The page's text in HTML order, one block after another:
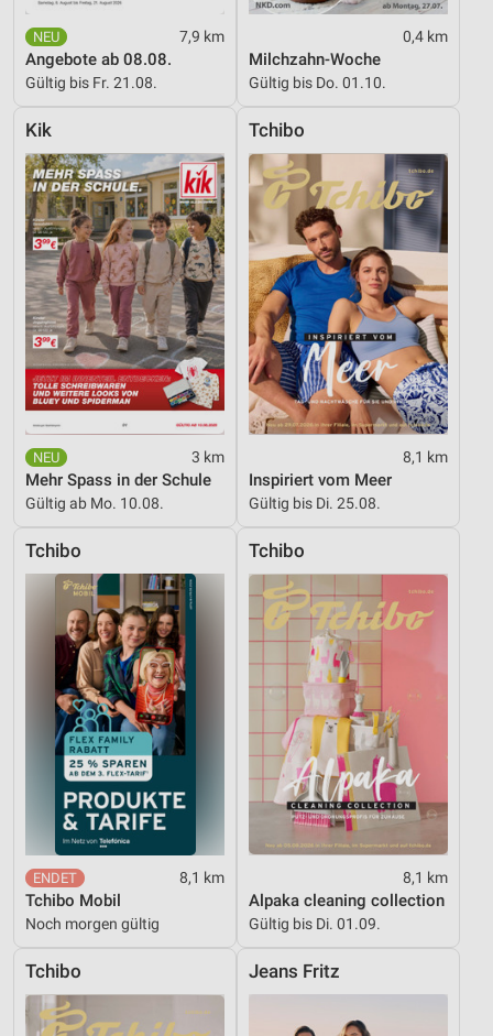
7,9 km
Angebote ab 08.08.
Gültig bis Fr. 21.08.
0,4 km
Milchzahn-Woche
Gültig bis Do. 01.10.
Kik
3 km
Mehr Spass in der Schule
Gültig ab Mo. 10.08.
Tchibo
8,1 km
Inspiriert vom Meer
Gültig bis Di. 25.08.
Tchibo
8,1 km
Tchibo Mobil
Noch morgen gültig
Tchibo
8,1 km
Alpaka cleaning collection
Gültig bis Di. 01.09.
Tchibo Jeans Fritz
Messung der Performance von Inhalten
Analyse von Zielgruppen durch Statistiken oder
Quellen
Entwicklung und Verbesserung der Angebote
Verwendung reduzierter Daten zur Auswahl von
Inhalten
IAB-Besonderheiten:
Verwendung genauer Standortdaten
Geräte anhand von aktiv angeforderten
Informationen identifizieren
Nicht-IAB-Verarbeitungszwecke:
Notwendig
Performance
Werbung